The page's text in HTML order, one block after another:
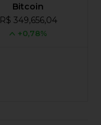
Bitcoin
R$ 349,656,04
+0,78%